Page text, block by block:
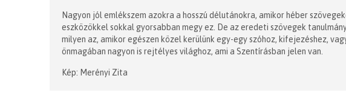
Nagyon jól emlékszem azokra a hosszú délutánokra, amikor héber
eszközökkel sokkal gyorsabban megy ez. De az eredeti szövegek
milyen az, amikor egészen közel kerülünk egy-egy szóhoz, kifejezéshez,
önmagában nagyon is rejtélyes világhoz, ami a Szentírásban jelen van.
Kép: Merényi Zita